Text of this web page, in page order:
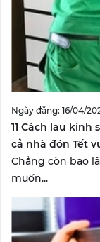
Ngày đăng: 16/04/
11 Cách lau
cả nhà đón Tết
Chẳng còn bao
muốn...